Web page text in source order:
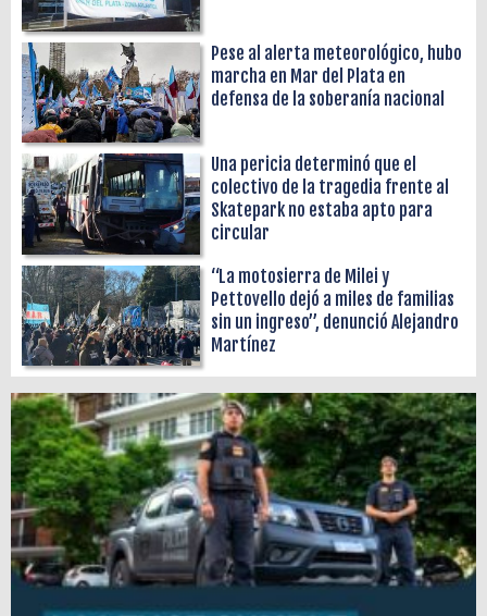
Pese al alerta meteorológico, hubo
marcha en Mar del Plata en
defensa de la soberanía nacional
Una pericia determinó que el
colectivo de la tragedia frente al
Skatepark no estaba apto para
circular
“La motosierra de Milei y
Pettovello dejó a miles de familias
sin un ingreso”, denunció Alejandro
Martínez